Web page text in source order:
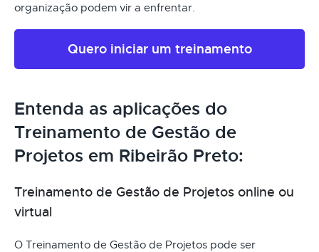
organização podem vir a enfrentar.
Quero iniciar um treinamento
Entenda as aplicações do
Treinamento de Gestão de
Projetos em Ribeirão Preto:
Treinamento de Gestão de Projetos online ou
virtual
O Treinamento de Gestão de Projetos pode ser